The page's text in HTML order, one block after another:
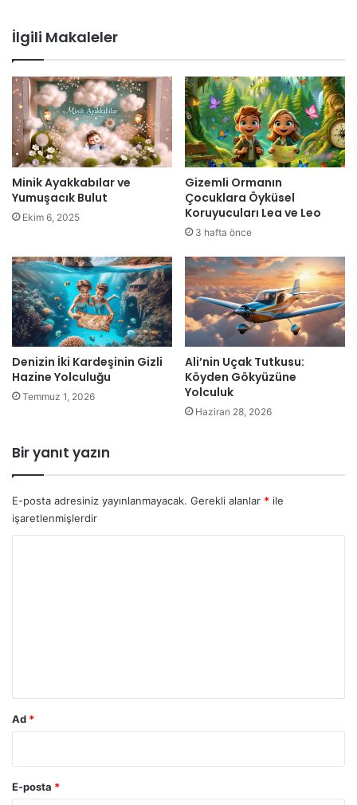
İlgili Makaleler
Minik Ayakkabılar ve
Yumuşacık Bulut
Ekim 6, 2025
Gizemli Ormanın
Çocuklara Öyküsel
Koruyucuları Lea ve Leo
3 hafta önce
Denizin İki Kardeşinin Gizli
Hazine Yolculuğu
Temmuz 1, 2026
Ali’nin Uçak Tutkusu:
Köyden Gökyüzüne
Yolculuk
Haziran 28, 2026
Bir yanıt yazın
E-posta adresiniz yayınlanmayacak. Gerekli alanlar * ile
işaretlenmişlerdir
Ad *
E-posta *